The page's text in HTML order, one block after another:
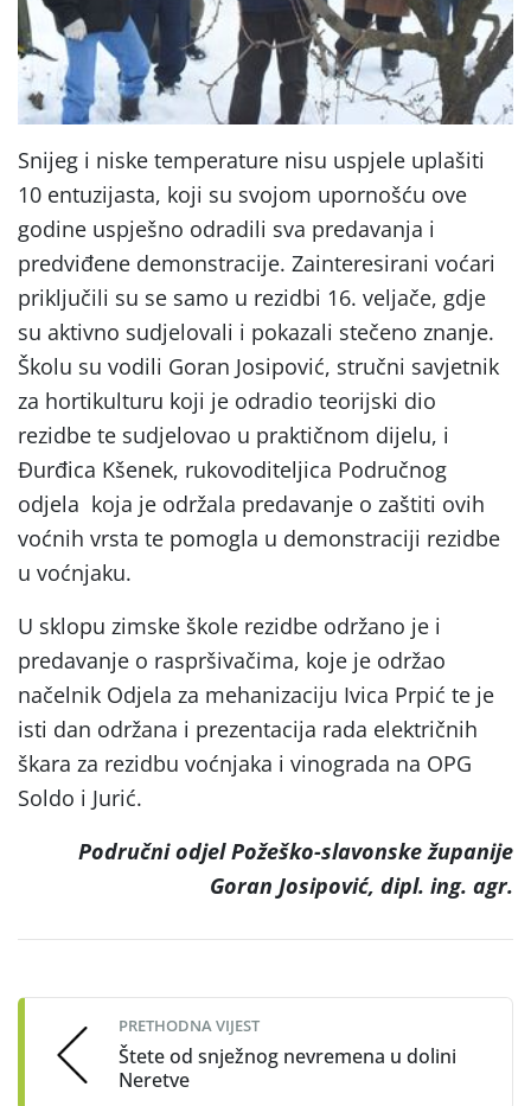
Snijeg i niske temperature nisu uspjele uplašiti
10 entuzijasta, koji su svojom upornošću ove
godine uspješno odradili sva predavanja i
predviđene demonstracije. Zainteresirani voćari
priključili su se samo u rezidbi 16. veljače, gdje
su aktivno sudjelovali i pokazali stečeno znanje.
Školu su vodili Goran Josipović, stručni savjetnik
za hortikulturu koji je odradio teorijski dio
rezidbe te sudjelovao u praktičnom dijelu, i
Đurđica Kšenek, rukovoditeljica Područnog
odjela koja je održala predavanje o zaštiti ovih
voćnih vrsta te pomogla u demonstraciji rezidbe
u voćnjaku.
U sklopu zimske škole rezidbe održano je i
predavanje o raspršivačima, koje je održao
načelnik Odjela za mehanizaciju Ivica Prpić te je
isti dan održana i prezentacija rada električnih
škara za rezidbu voćnjaka i vinograda na OPG
Soldo i Jurić.
Područni odjel Požeško-slavonske županije
Goran Josipović, dipl. ing. agr.
navigation
PRETHODNA VIJEST
Štete od snježnog nevremena u dolini
Neretve